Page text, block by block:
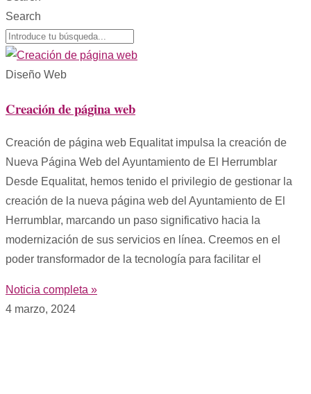
Search
Diseño Web
Creación de página web
Creación de página web Equalitat impulsa la creación de
Nueva Página Web del Ayuntamiento de El Herrumblar
Desde Equalitat, hemos tenido el privilegio de gestionar la
creación de la nueva página web del Ayuntamiento de El
Herrumblar, marcando un paso significativo hacia la
modernización de sus servicios en línea. Creemos en el
poder transformador de la tecnología para facilitar el
Noticia completa »
4 marzo, 2024